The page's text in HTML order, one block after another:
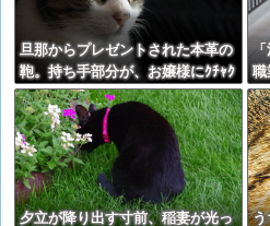
旦那からプレゼントされた本革の
鞄。持ち手部分が、お嬢様にｸﾁｬｸ
ﾁｬ咬まれてボロボロに…。 旦那
に見せたらあるものを見せてくれ
た。【再】
「
職
夕立が降り出す寸前、稲妻が光っ
う